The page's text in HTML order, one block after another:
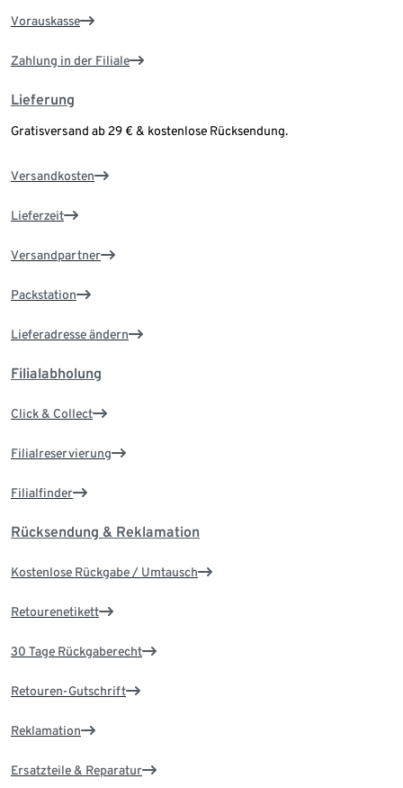
Vorauskasse
Zahlung in der Filiale
Lieferung
Gratisversand ab 29 € & kostenlose Rücksendung.
Versandkosten
Lieferzeit
Versandpartner
Packstation
Lieferadresse ändern
Filialabholung
Click & Collect
Filialreservierung
Filialfinder
Rücksendung & Reklamation
Kostenlose Rückgabe / Umtausch
Retourenetikett
30 Tage Rückgaberecht
Retouren-Gutschrift
Reklamation
Ersatzteile & Reparatur